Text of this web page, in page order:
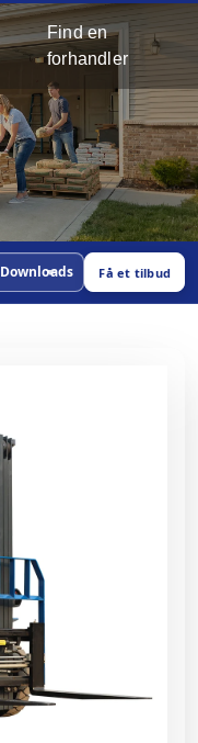
Find en
forhandler
Downloads Få et tilbud